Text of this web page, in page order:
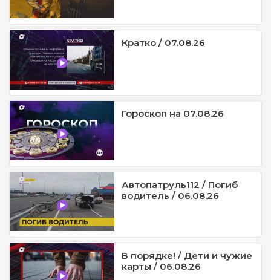
Кратко / 07.08.26
Гороскоп на 07.08.26
Автопатруль112 / Погиб
водитель / 06.08.26
В порядке! / Дети и чужие
карты / 06.08.26